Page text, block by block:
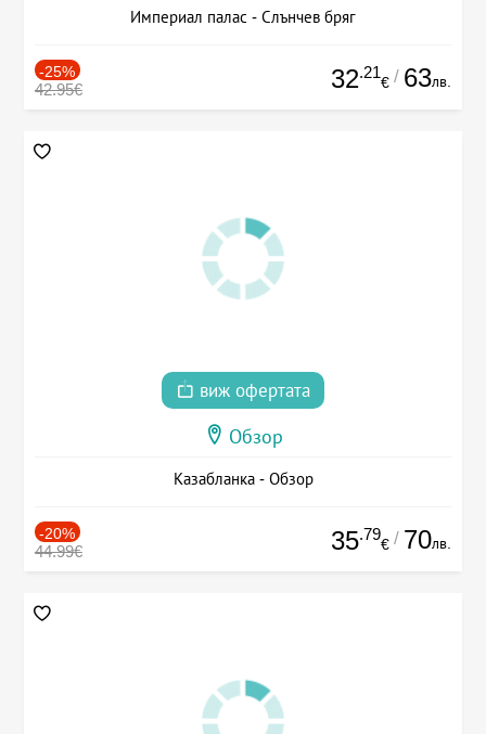
Империал палас - Слънчев бряг
-25%
42.95€ 32.21
€ / 63лв.
виж офертата
Обзор
Казабланка - Обзор
-20%
44.99€ 35.79
€ / 70лв.